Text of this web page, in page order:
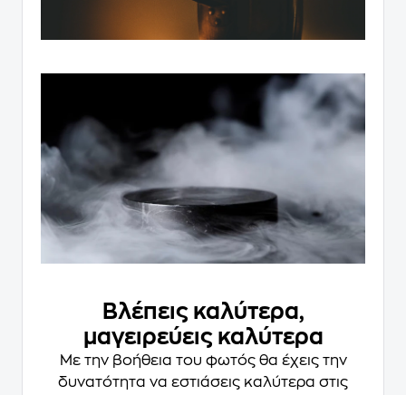
Βλέπεις καλύτερα,
μαγειρεύεις καλύτερα
Με την βοήθεια του φωτόςθα έχεις την
δυνατότητα να εστιάσεις καλύτερα στις